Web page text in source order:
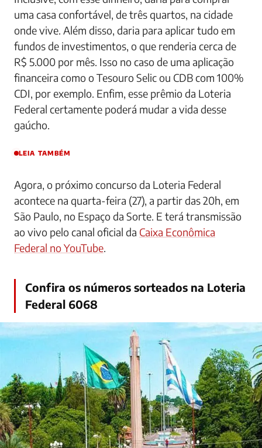
uma casa confortável, de três quartos, na cidade
onde vive. Além disso, daria para aplicar tudo em
fundos de investimentos, o que renderia cerca de
R$ 5.000 por mês. Isso no caso de uma aplicação
financeira como o Tesouro Selic ou CDB com 100%
CDI, por exemplo. Enfim, esse prêmio da Loteria
Federal certamente poderá mudar a vida desse
gaúcho.
LEIA TAMBÉM
Agora, o próximo concurso da Loteria Federal
acontece na quarta-feira (27), a partir das 20h, em
São Paulo, no Espaço da Sorte. E terá transmissão
ao vivo pelo canal oficial da Caixa Econômica
Federal no YouTube.
Confira os números sorteados na Loteria
Federal 6068